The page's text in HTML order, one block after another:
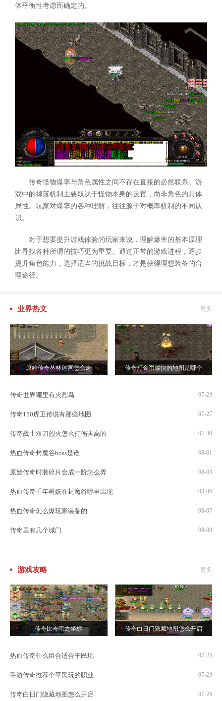
体平衡性考虑而确定的。
传奇怪物爆率与角色属性之间不存在直接的必然联系。游
戏中的掉落机制主要取决于怪物本身的设置，而非角色的具体
属性。玩家对爆率的各种理解，往往源于对概率机制的不同认
识。
对于想要提升游戏体验的玩家来说，理解爆率的基本原理
比寻找各种所谓的技巧更为重要。通过正常的游戏进程，逐步
提升角色能力，选择适当的挑战目标，才是获得理想装备的合
理途径。
业界热文 更多
原始传奇丛林迷宫怎么走 传奇打金币最快的地图是哪个
传奇世界哪里有火烈鸟 07-23
传奇150虎卫传说有那些地图 07-27
传奇战士双刀烈火怎么打伤害高的 07-30
热血传奇封魔谷boss是谁 08-01
原始传奇时装碎片合成一阶怎么弄 08-03
热血传奇千年树妖在封魔谷哪里出现 08-06
热血传奇怎么爆玩家装备的 08-07
传奇里有几个城门 08-08
游戏攻略 更多
传奇比奇暗之坐标 传奇白日门隐藏地图怎么开启
热血传奇什么组合适合平民玩 07-23
手游传奇推荐个平民玩的职业 07-23
传奇白日门隐藏地图怎么开启 07-24